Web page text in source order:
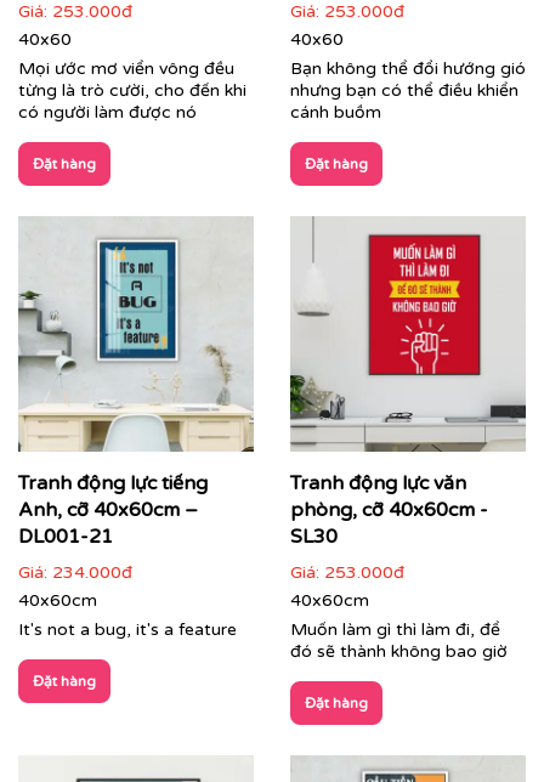
Tranh phong cảnh treo phòng lãnh đạo
Dịch vụ in tranh theo yêu cầu – Dấu ấn độc bản của
doanh nghiệp:
Bạn muốn không gian mang đậm bản sắc thương hiệu?
Dịch vụin tranh theo yêu cầu
hiện thực hóa mọi ý tưởng:
Giá: 253.000đ
40x60
Mọi ước mơ viển vông đều
từng là trò cười, cho đến khi
có người làm được nó
Đặt hàng
Giá: 253.000đ
40x60
Bạn không thể đổi hướng gió
nhưng bạn có thể điều khiển
cánh buồm
Đặt hàng
Tranh động lực tiếng
Anh, cỡ 40x60cm –
DL001-21
Giá: 234.000đ
40x60cm
It's not a bug, it's a feature
Đặt hàng
Tranh động lực văn
phòng, cỡ 40x60cm -
SL30
Giá: 253.000đ
40x60cm
Muốn làm gì thì làm đi, để
đó sẽ thành không bao giờ
Đặt hàng